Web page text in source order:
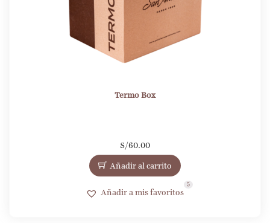
Termo Box
S/60.00
Añadir al carrito
Añadir a mis favoritos
5